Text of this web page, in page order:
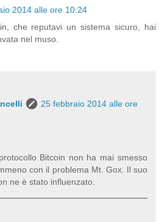
2014 alle ore 10:24
che reputavi un sistema sicuro, hai
nel muso.
25 febbraio 2014 alle ore
Bitcoin non ha mai smesso
con il problema Mt. Gox. Il suo
ne è stato influenzato.